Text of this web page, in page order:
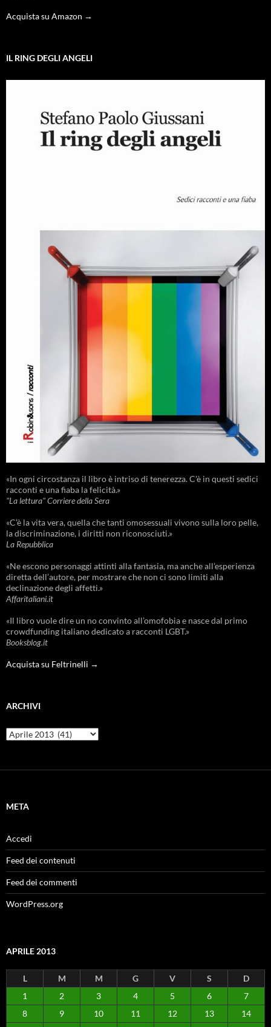
Acquista su Amazon →
IL RING DEGLI ANGELI
«In ogni circostanza il libro è intriso di tenerezza. C'è in questi sedici
racconti e una fiaba la felicità.»
"La lettura" Corriere della Sera
«C’è la vita vera, quella che tanti omosessuali vivono sulla loro pelle,
la discriminazione, i diritti non riconosciuti.»
La Repubblica
«Ne escono personaggi attinti alla fantasia, ma anche all’esperienza
diretta dell’autore, per mostrare che non ci sono limiti alla
declinazione degli affetti.»
Affaritaliani.it
«Il libro vuole dire un no convinto all’omofobia e nasce dal primo
crowdfunding italiano dedicato a racconti LGBT.»
Booksblog.it
Acquista su Feltrinelli →
ARCHIVI
Archivi
META
Accedi
Feed dei contenuti
Feed dei commenti
WordPress.org
APRILE 2013
L M M G V S
D
1
2 3 4 5 6
7
8
9 10 11 12 13
14